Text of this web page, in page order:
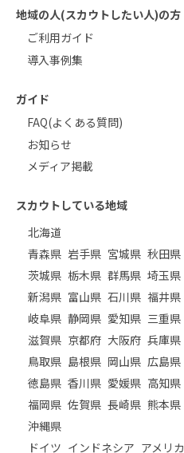
地域の人(スカウトしたい人)の方
ご利用ガイド
導入事例集
ガイド
FAQ(よくある質問)
お知らせ
メディア掲載
スカウトしている地域
北海道
青森県 岩手県 宮城県 秋田県
茨城県 栃木県 群馬県 埼玉県
新潟県 富山県 石川県 福井県
岐阜県 静岡県 愛知県 三重県
滋賀県 京都府 大阪府 兵庫県
鳥取県 島根県 岡山県 広島県
徳島県 香川県 愛媛県 高知県
福岡県 佐賀県 長崎県 熊本県
沖縄県
ドイツ インドネシア アメリカ